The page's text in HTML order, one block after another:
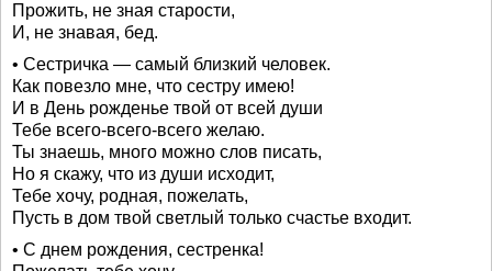
Прожить, не зная старости,
И, не знавая, бед.
• Сестричка — самый близкий человек.
Как повезло мне, что сестру имею!
И в День рожденье твой от всей души
Тебе всего-всего-всего желаю.
Ты знаешь, много можно слов писать,
Но я скажу, что из души исходит,
Тебе хочу, родная, пожелать,
Пусть в дом твой светлый только счастье входит.
• С днем рождения, сестренка!